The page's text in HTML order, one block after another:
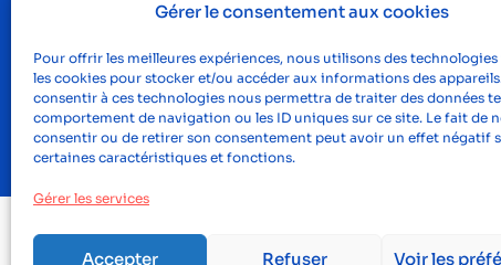
Gérer le consentement aux cookies
Pour offrir les meilleures expériences, nous utilisons des technologies
les cookies pour stocker et/ou accéder aux informations des
consentir à ces technologies nous permettra de traiter des données
comportement de navigation ou les ID uniques sur ce site. Le fait de
consentir ou de retirer son consentement peut avoir un effet négatif
certaines caractéristiques et fonctions.
Gérer les services
Accepter Refuser Voir les
©2023, Proclus